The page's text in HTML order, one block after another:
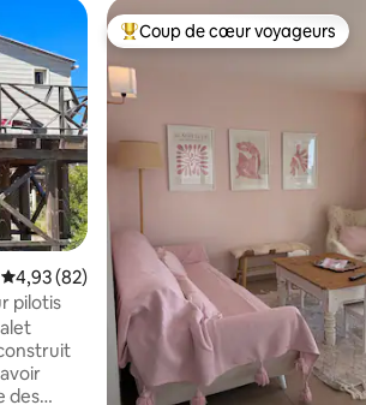
: 4,96 sur 5
Évaluation moyenne sur la base de 82
4,93 (82)
pilotis
des
Coups de cœur voyageurs les
Coup de cœur voyageurs